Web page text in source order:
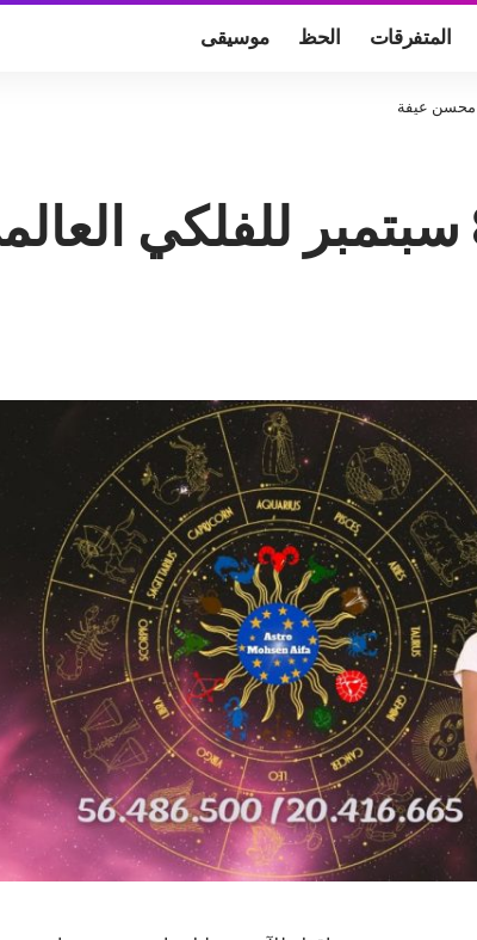
المتفرقات الحظ موسيقى